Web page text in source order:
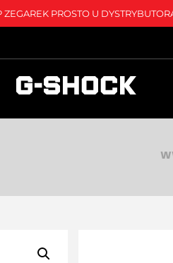
PROSTO U